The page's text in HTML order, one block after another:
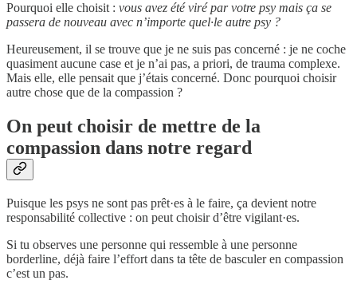
Pourquoi elle choisit : vous avez été viré par votre psy mais ça se
passera de nouveau avec n’importe quel·le autre psy ?
Heureusement, il se trouve que je ne suis pas concerné : je ne coche
quasiment aucune case et je n’ai pas, a priori, de trauma complexe.
Mais elle, elle pensait que j’étais concerné. Donc pourquoi choisir
autre chose que de la compassion ?
On peut choisir de mettre de la
compassion dans notre regard
Puisque les psys ne sont pas prêt·es à le faire, ça devient notre
responsabilité collective : on peut choisir d’être vigilant·es.
Si tu observes une personne qui ressemble à une personne
borderline, déjà faire l’effort dans ta tête de basculer en compassion
c’est un pas.